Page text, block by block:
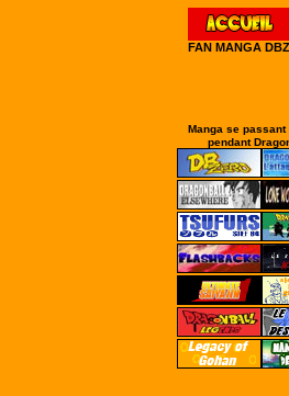
FAN MANGA DBZ
Manga se passant
pendant